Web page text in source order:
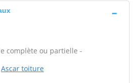
complète ou partielle -
Ascar toiture